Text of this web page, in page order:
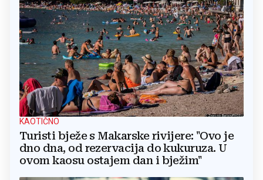
KAOTIČNO
Turisti bježe s Makarske rivijere: "Ovo je
dno dna, od rezervacija do kukuruza. U
ovom kaosu ostajem dan i bježim"